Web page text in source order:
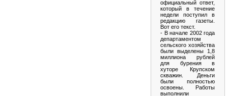
официальный ответ,
который в течение
недели поступил в
редакцию газеты.
Вот его текст.
- В начале 2002 года
департаментом
сельского хозяйства
были выделены 1,8
миллиона рублей
для бурения в
хуторе Крупском
скважин. Деньги
были полностью
освоены. Работы
выполнили